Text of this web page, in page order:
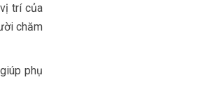
trí của
chăm
phụ